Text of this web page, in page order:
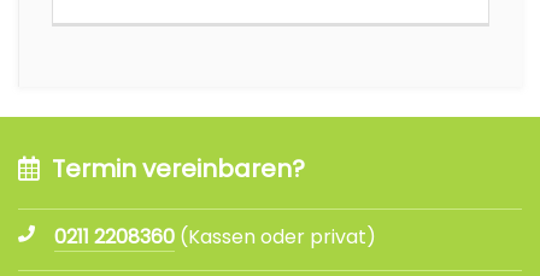
Termin vereinbaren?
0211 2208360 (Kassen oder privat)